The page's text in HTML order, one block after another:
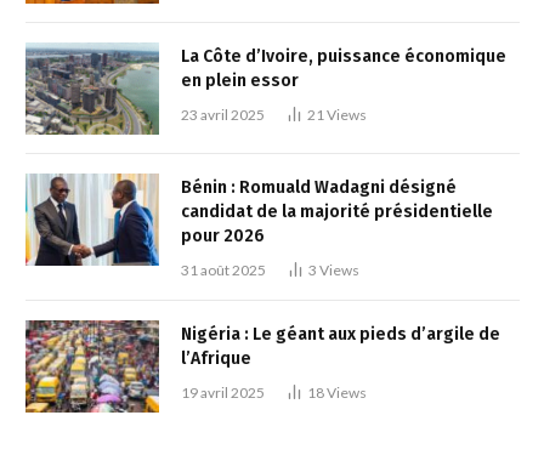
La Côte d’Ivoire, puissance économique
en plein essor
23 avril 2025 21Views
Bénin : Romuald Wadagni désigné
candidat de la majorité présidentielle
pour 2026
31 août 2025 3 Views
Nigéria : Le géant aux pieds d’argile de
l’Afrique
19 avril 2025 18Views